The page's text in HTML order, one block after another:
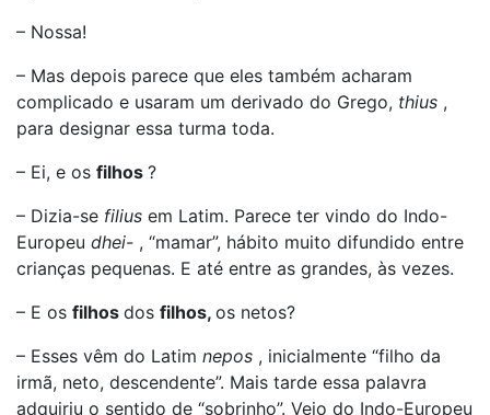
– Nossa!
– Mas depois parece que eles também acharam
complicado e usaram um derivado do Grego, thius ,
para designar essa turma toda.
– Ei, e os filhos ?
– Dizia-se filius em Latim. Parece ter vindo do Indo-
Europeu dhei- , “mamar”, hábito muito difundido entre
crianças pequenas. E até entre as grandes, às vezes.
– E os filhos dos filhos, os netos?
– Esses vêm do Latim nepos , inicialmente “filho da
irmã, neto, descendente”. Mais tarde essa palavra
adquiriu o sentido de “sobrinho”. Veio do Indo-Europeu